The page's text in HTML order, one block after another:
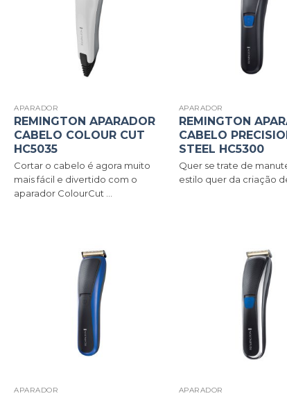
APARADOR
REMINGTON APARADOR
CABELO COLOUR CUT
HC5035
Cortar o cabelo é agora muito
mais fácil e divertido com o
aparador ColourCut ...
APARADOR
REMINGTON
CABELO
STEEL HC5300
Quer se trate de
estilo quer da criação de
APARADOR APARADOR